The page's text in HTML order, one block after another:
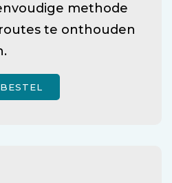
methode
te onthouden
BESTEL